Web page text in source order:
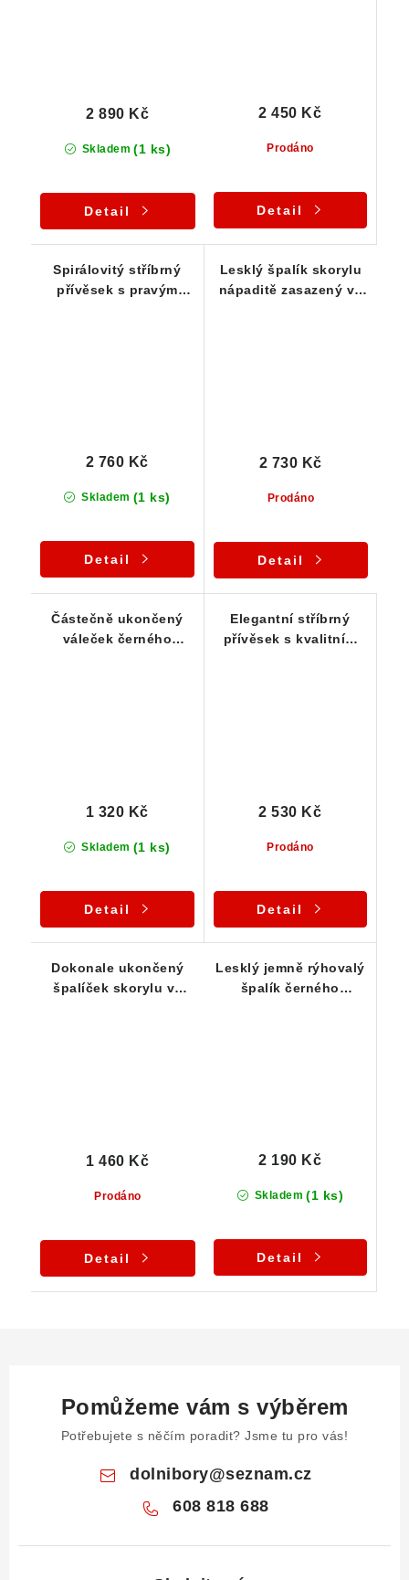
Skladem (1 ks)
2 890 Kč
Detail
Prodáno
2 450 Kč
Detail
Spirálovitý stříbrný
přívěsek s pravým
Skladem (1 ks)
2 760 Kč
Detail
Lesklý špalík skorylu
nápaditě zasazený ve
Prodáno
2 730 Kč
Detail
Částečně ukončený
váleček černého
Skladem (1 ks)
1 320 Kč
Detail
Elegantní stříbrný
přívěsek s kvalitním
Prodáno
2 530 Kč
Detail
Dokonale ukončený
špalíček skorylu ve
Prodáno
1 460 Kč
Detail
Lesklý jemně rýhovalý
špalík černého
Skladem (1 ks)
2 190 Kč
Detail
Pomůžeme vám s výběrem
Potřebujete s něčím poradit? Jsme tu pro vás!
dolnibory@seznam.cz
608 818 688